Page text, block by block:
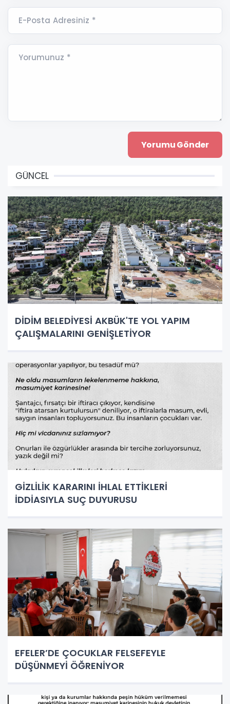
E-Posta Adresiniz *
Yorumunuz *
GÜNCEL
DİDİM BELEDİYESİ AKBÜK'TE YOL YAPIM
ÇALIŞMALARINI GENİŞLETİYOR
GİZLİLİK KARARINI İHLAL ETTİKLERİ
İDDİASIYLA SUÇ DUYURUSU
EFELER’DE ÇOCUKLAR FELSEFEYLE
DÜŞÜNMEYİ ÖĞRENİYOR